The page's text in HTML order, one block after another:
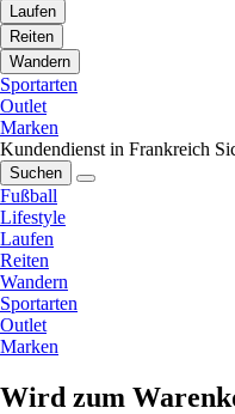
Laufen
Reiten
Wandern
Sportarten
Outlet
Marken
Kundendienst in Frankreich
Suchen
Fußball
Lifestyle
Laufen
Reiten
Wandern
Sportarten
Outlet
Marken
Wird zum